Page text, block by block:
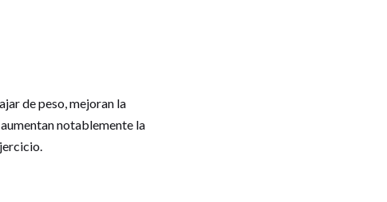
de peso, mejoran la
notablemente la